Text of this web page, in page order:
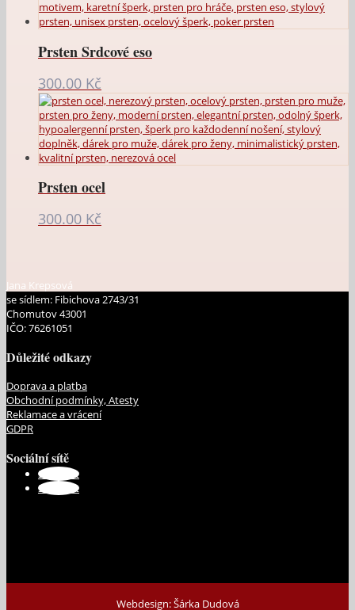
Prsten Srdcové eso
300.00 Kč
Prsten ocel
300.00 Kč
Jana Krepsová
se sídlem: Fibichova 2743/31
Chomutov 43001
IČO: 76261051
Důležité odkazy
Doprava a platba
Obchodní podmínky, Atesty
Reklamace a vrácení
GDPR
Sociální sítě
Sledovat
Sledovat
Webdesign: Šárka Dudová